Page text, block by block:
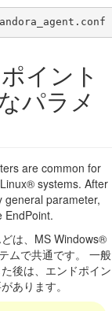
イント
パラメ
are common for
systems. After
general parameter,
EndPoint.
は、MS Windows®
ムで共通です。 一般
後は、エンドポイン
あります。